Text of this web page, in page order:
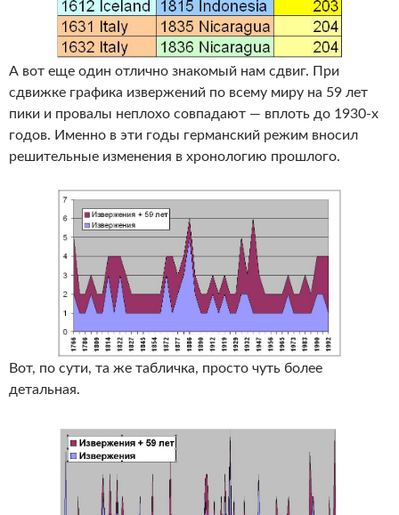
А вот еще один отлично знакомый нам сдвиг. При
сдвижке графика извержений по всему миру на 59 лет
пики и провалы неплохо совпадают — вплоть до 1930-х
годов. Именно в эти годы германский режим вносил
решительные изменения в хронологию прошлого.
Вот, по сути, та же табличка, просто чуть более
детальная.